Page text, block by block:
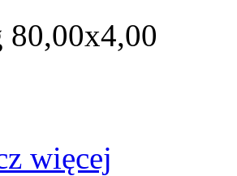
80,00x4,00
więcej